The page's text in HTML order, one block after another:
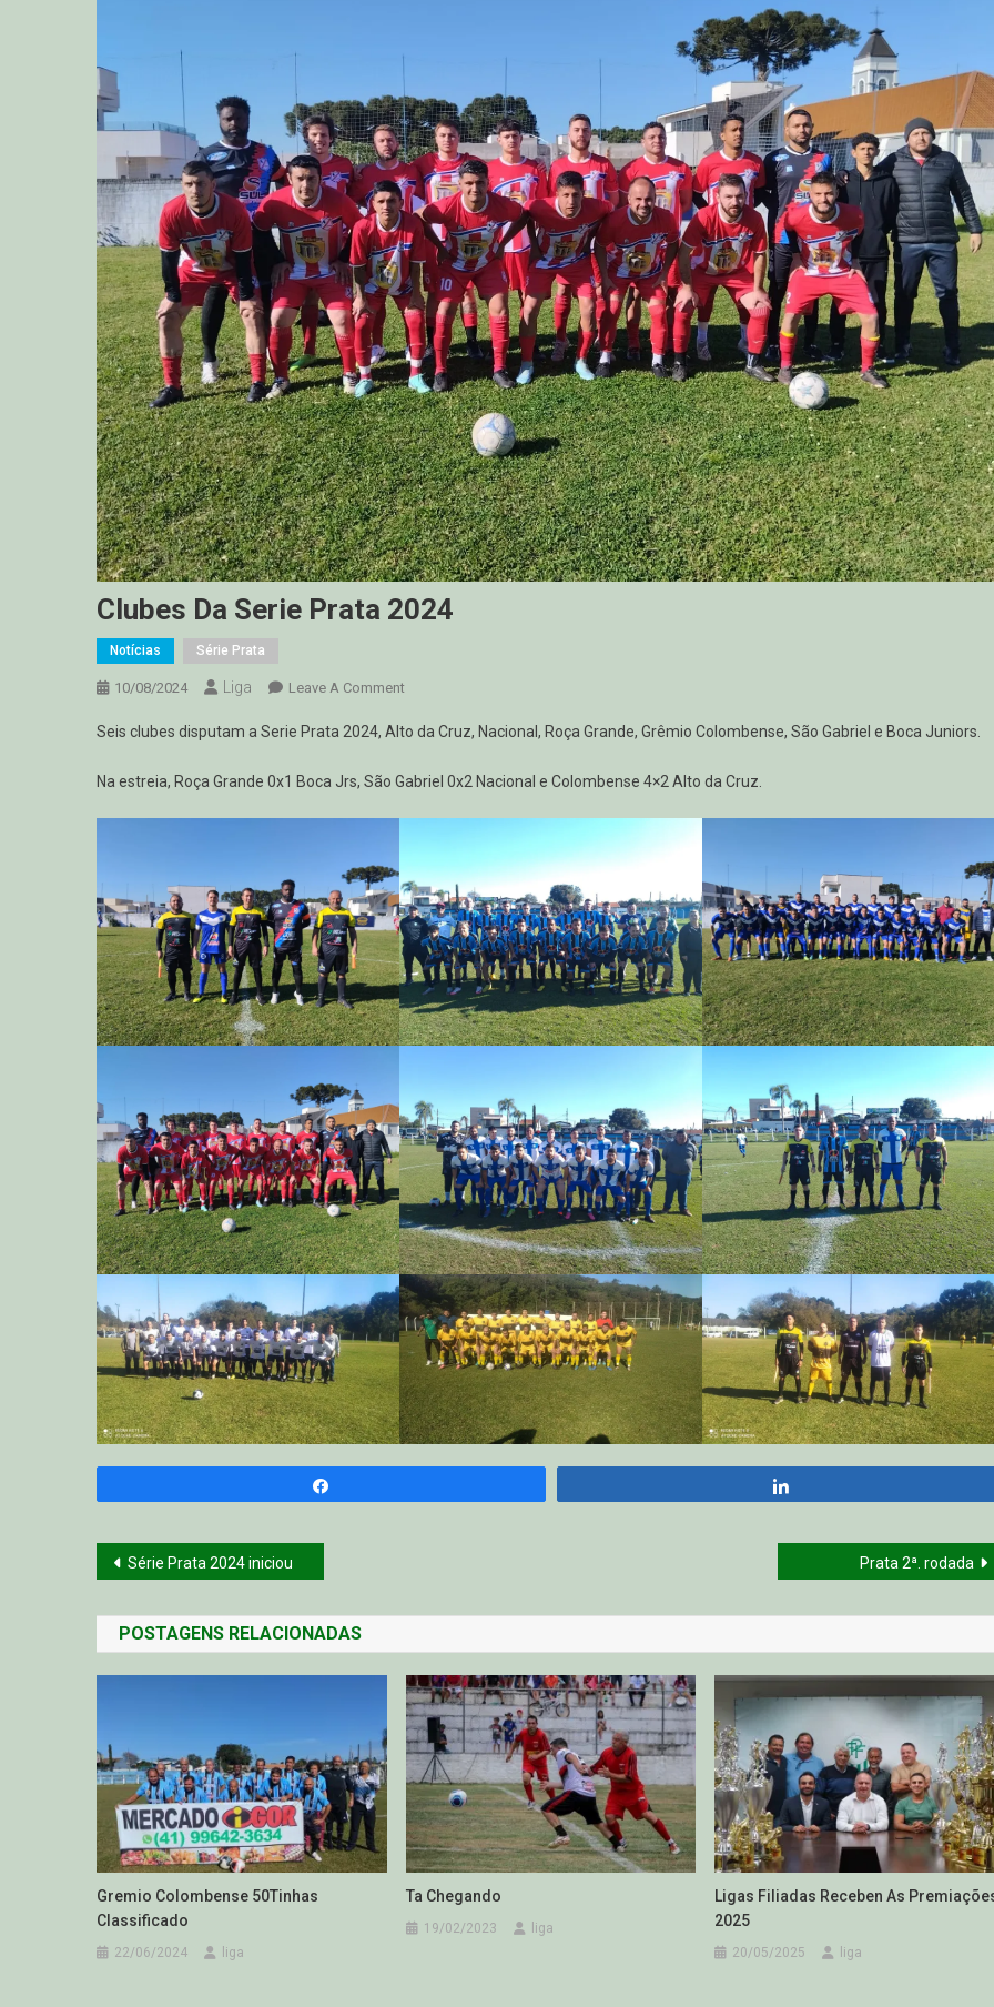
Clubes Da Serie Prata 2024
Notícias Série Prata
10/08/2024 Liga Leave A CommentOn
Da
Prata
Seis clubes disputam a Serie Prata 2024, Alto da Cruz, Nacional, Roça Grande, Grêmio Colombense, São Gabriel e Boca Juniors.
Na estreia, Roça Grande 0x1 Boca Jrs, São Gabriel 0x2 Nacional e Colombense 4×2 Alto da Cruz.
Navegação
de
Post
Série Prata 2024 iniciou Prata 2ª. rodada
POSTAGENS RELACIONADAS
Gremio Colombense 50Tinhas
Classificado
22/06/2024 liga
Ta Chegando
19/02/2023 liga
Ligas Filiadas Receben As
2025
20/05/2025 liga